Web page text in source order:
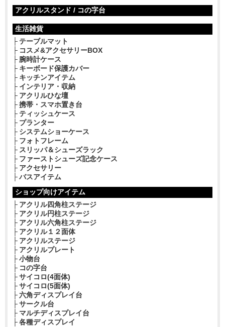
アクリルスタンド / コの字台
生活雑貨
テーブルマット
コスメ&アクセサリーBOX
腕時計ケース
キーボード保護カバー
キッチンアイテム
インテリア・収納
アクリルひな壇
携帯・スマホ置き台
ティッシュケース
プランター
システムショーケース
フォトフレーム
スリッパ＆シューズラック
ファーストシューズ記念ケース
アクセサリー
バスアイテム
ショップ向けアイテム
アクリル四角柱ステージ
アクリル円柱ステージ
アクリル六角柱ステージ
アクリル１２面体
アクリルステージ
アクリルプレート
小物台
コの字台
サイコロ(4面体)
サイコロ(5面体)
六角ディスプレイ台
サークル台
マルチディスプレイ台
各種ディスプレイ